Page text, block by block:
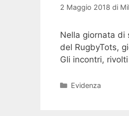
2 Maggio 2018 di
Nella giornata di
del RugbyTots,
Gli incontri,
Categorie
Evidenza